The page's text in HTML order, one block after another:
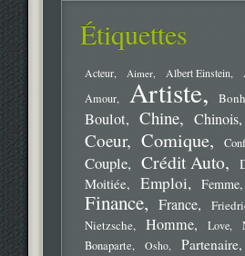
Étiquettes
Acteur Aimer Albert Einstein
Amour Artiste
Boulot Chine Chinois
Coeur Comique
Couple Crédit Auto
Moitiée
Emploi Femme
Finance France
Nietzsche
Homme Love
Bonaparte
Osho Partenaire